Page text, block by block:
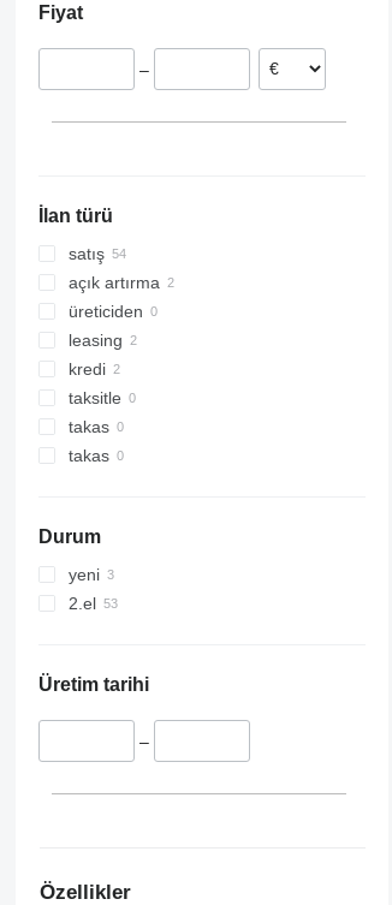
Fransa
Romanya
Fiyat
–
İlan türü
satış
açık artırma
üreticiden
leasing
kredi
taksitle
takas
takas
Durum
yeni
2.el
Üretim tarihi
–
Özellikler